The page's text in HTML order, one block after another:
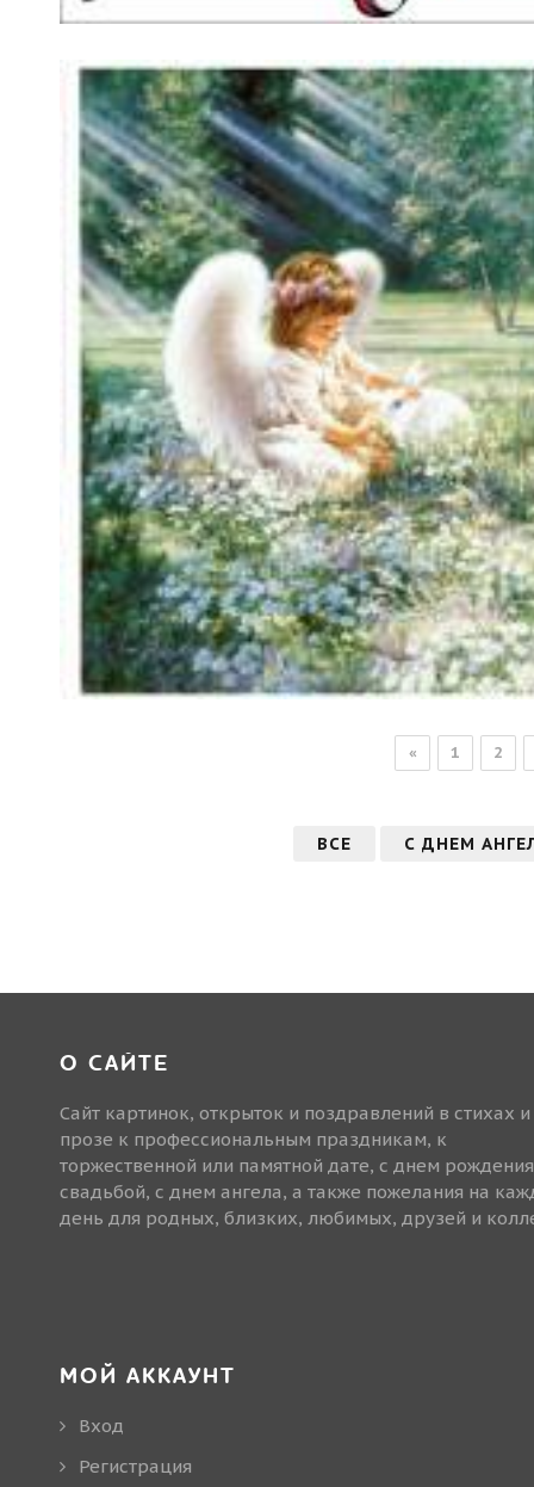
« 1 2
ВСЕ С ДНЕМ
О САЙТЕ
Сайт картинок, открыток и поздравлений в стихах и
прозе к профессиональным праздникам, к
торжественной или памятной дате, с днем
свадьбой, с днем ангела, а также пожелания на
день для родных, близких, любимых, друзей и
МОЙ АККАУНТ
Вход
Регистрация